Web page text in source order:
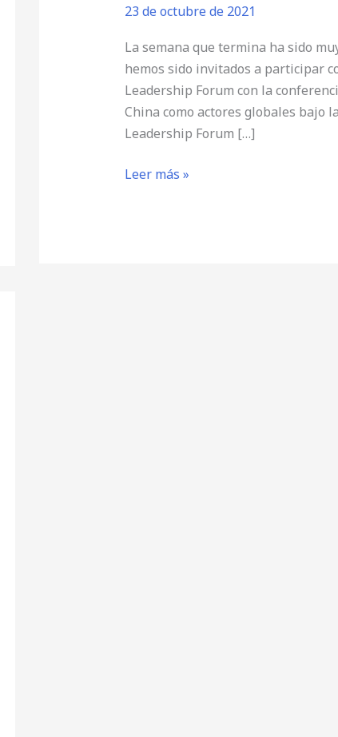
23 de octubre de 2021
La semana que termina ha sido
hemos sido invitados a participar
Leadership Forum con la
China como actores globales bajo
Leadership Forum […]
en
Global
Youth
Leadership
Forum
Leer más »